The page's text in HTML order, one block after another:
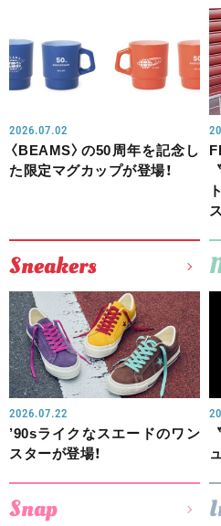
2026.07.02
〈BEAMS〉の50周年を記念し
た限定マグカップが登場！
Sneakers
2026.07.22
’90sライクなスエードのワン
スターが登場！
Snap